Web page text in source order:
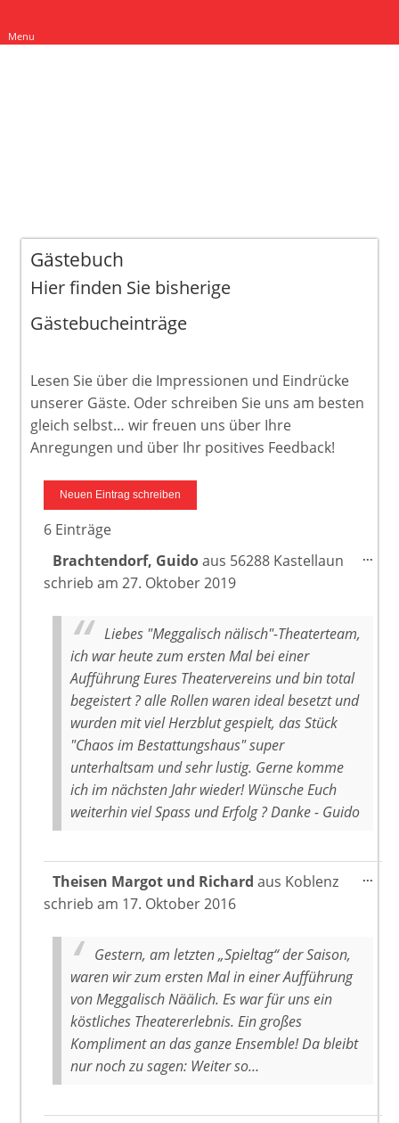
Gästebuch
Hier finden Sie bisherige
Gästebucheinträge
Lesen Sie über die Impressionen und Eindrücke
unserer Gäste. Oder schreiben Sie uns am besten
gleich selbst… wir freuen uns über Ihre
Anregungen und über Ihr positives Feedback!
6 Einträge
Brachtendorf, Guidoaus 56288 Kastellaun
schrieb am 27. Oktober 2019
Liebes "Meggalisch nälisch"-Theaterteam,
ich war heute zum ersten Mal bei einer
Aufführung Eures Theatervereins und bin total
begeistert ? alle Rollen waren ideal besetzt und
wurden mit viel Herzblut gespielt, das Stück
"Chaos im Bestattungshaus" super
unterhaltsam und sehr lustig. Gerne komme
ich im nächsten Jahr wieder! Wünsche Euch
weiterhin viel Spass und Erfolg ? Danke - Guido
...
Theisen Margot und Richard aus Koblenz
schrieb am 17. Oktober 2016
Gestern, am letzten „Spieltag“ der Saison,
waren wir zum ersten Mal in einer Aufführung
von Meggalisch Näälich. Es war für uns ein
köstliches Theatererlebnis. Ein großes
Kompliment an das ganze Ensemble! Da bleibt
nur noch zu sagen: Weiter so…
...
Menu